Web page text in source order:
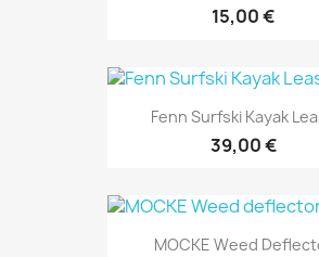
15,00 €
Fenn Surfski Kayak
39,00 €
MOCKE Weed